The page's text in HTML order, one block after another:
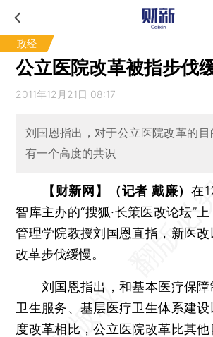
政经
公立医院改革被指步伐
2011年12月21日 08:17
刘国恩指出，对于公立医院改革的
有一个高度的共识
【财新网】（记者 戴廉）在
智库主办的“搜狐·长策医改论坛”
管理学院教授刘国恩直指，新医
改革步伐缓慢。
刘国恩指出，和基本医疗保障
卫生服务、基层医疗卫生体系建设
度改革相比，公立医院改革比其